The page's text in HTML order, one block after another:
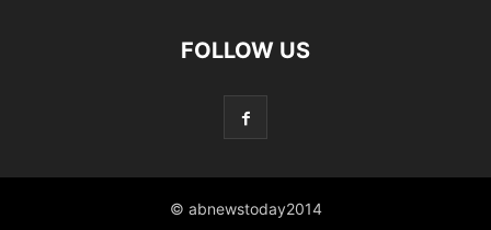
FOLLOW US
© abnewstoday2014